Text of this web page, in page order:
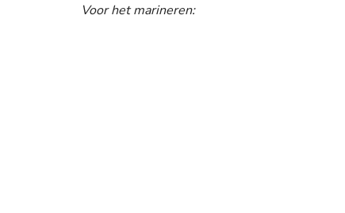
Voor het marineren: